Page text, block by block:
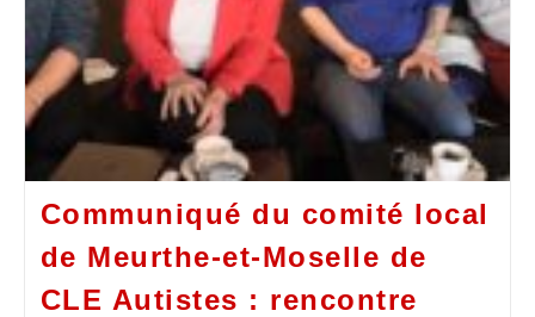
Communiqué du comité local
de Meurthe-et-Moselle de
CLE Autistes : rencontre